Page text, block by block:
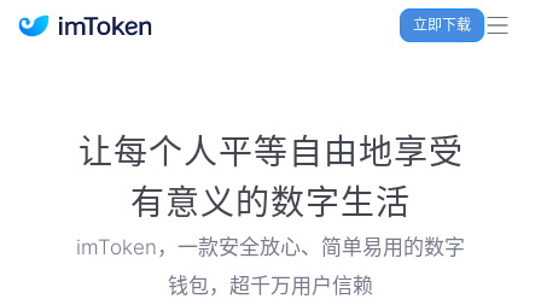
立即下载
imToken 官网｜联合TRX空投大礼包
让每个人平等自由地享受
有意义的数字生活
imToken，一款安全放心、简单易用的数字
钱包，超千万用户信赖